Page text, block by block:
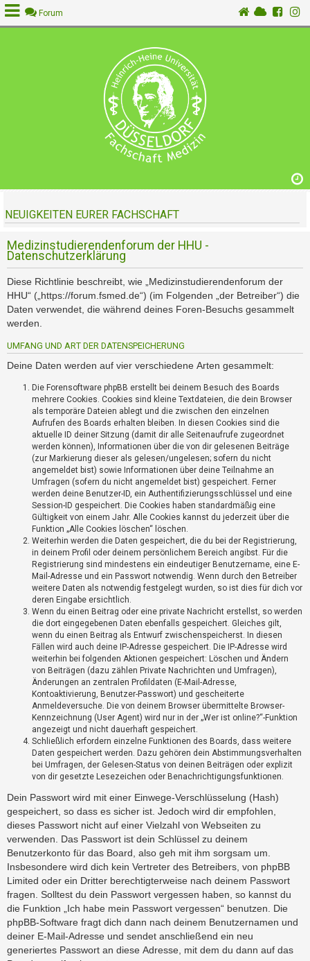
R
g
i
s
t
r
i
e
e
n
Q
Forum
NEUIGKEITEN EURER FACHSCHAFT
Medizinstudierendenforum der HHU -
Datenschutzerklärung
Diese Richtlinie beschreibt, wie „Medizinstudierendenforum der
HHU“ („https://forum.fsmed.de“) (im Folgenden „der Betreiber“) die
Daten verwendet, die während deines Foren-Besuchs gesammelt
werden.
UMFANG UND ART DER DATENSPEICHERUNG
Deine Daten werden auf vier verschiedene Arten gesammelt:
Die Forensoftware phpBB erstellt bei deinem Besuch des Boards
mehrere Cookies. Cookies sind kleine Textdateien, die dein Browser
als temporäre Dateien ablegt und die zwischen den einzelnen
Aufrufen des Boards erhalten bleiben. In diesen Cookies sind die
aktuelle ID deiner Sitzung (damit dir alle Seitenaufrufe zugeordnet
werden können), Informationen über die von dir gelesenen Beiträge
(zur Markierung dieser als gelesen/ungelesen; sofern du nicht
angemeldet bist) sowie Informationen über deine Teilnahme an
Umfragen (sofern du nicht angemeldet bist) gespeichert. Ferner
werden deine Benutzer-ID, ein Authentifizierungsschlüssel und eine
Session-ID gespeichert. Die Cookies haben standardmäßig eine
Gültigkeit von einem Jahr. Alle Cookies kannst du jederzeit über die
Funktion „Alle Cookies löschen“ löschen.
Weiterhin werden die Daten gespeichert, die du bei der Registrierung,
in deinem Profil oder deinem persönlichem Bereich angibst. Für die
Registrierung sind mindestens ein eindeutiger Benutzername, eine E-
Mail-Adresse und ein Passwort notwendig. Wenn durch den Betreiber
weitere Daten als notwendig festgelegt wurden, so ist dies für dich vor
deren Eingabe ersichtlich.
Wenn du einen Beitrag oder eine private Nachricht erstellst, so werden
die dort eingegebenen Daten ebenfalls gespeichert. Gleiches gilt,
wenn du einen Beitrag als Entwurf zwischenspeicherst. In diesen
Fällen wird auch deine IP-Adresse gespeichert. Die IP-Adresse wird
weiterhin bei folgenden Aktionen gespeichert: Löschen und Ändern
von Beiträgen (dazu zählen Private Nachrichten und Umfragen),
Änderungen an zentralen Profildaten (E-Mail-Adresse,
Kontoaktivierung, Benutzer-Passwort) und gescheiterte
Anmeldeversuche. Die von deinem Browser übermittelte Browser-
Kennzeichnung (User Agent) wird nur in der „Wer ist online?“-Funktion
angezeigt und nicht dauerhaft gespeichert.
Schließlich erfordern einzelne Funktionen des Boards, dass weitere
Daten gespeichert werden. Dazu gehören dein Abstimmungsverhalten
bei Umfragen, der Gelesen-Status von deinen Beiträgen oder explizit
von dir gesetzte Lesezeichen oder Benachrichtigungsfunktionen.
Dein Passwort wird mit einer Einwege-Verschlüsselung (Hash)
gespeichert, so dass es sicher ist. Jedoch wird dir empfohlen,
dieses Passwort nicht auf einer Vielzahl von Webseiten zu
verwenden. Das Passwort ist dein Schlüssel zu deinem
Benutzerkonto für das Board, also geh mit ihm sorgsam um.
Insbesondere wird dich kein Vertreter des Betreibers, von phpBB
Limited oder ein Dritter berechtigterweise nach deinem Passwort
fragen. Solltest du dein Passwort vergessen haben, so kannst du
die Funktion „Ich habe mein Passwort vergessen“ benutzen. Die
phpBB-Software fragt dich dann nach deinem Benutzernamen und
deiner E-Mail-Adresse und sendet anschließend ein neu
generiertes Passwort an diese Adresse, mit dem du dann auf das